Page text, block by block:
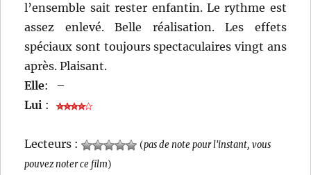
l’ensemble sait rester enfantin. Le rythme est
assez enlevé. Belle réalisation. Les effets
spéciaux sont toujours spectaculaires vingt ans
après. Plaisant.
Elle:
–
Lui :
Lecteurs : (pas de note pour l'instant, vous
pouvez noter ce film)